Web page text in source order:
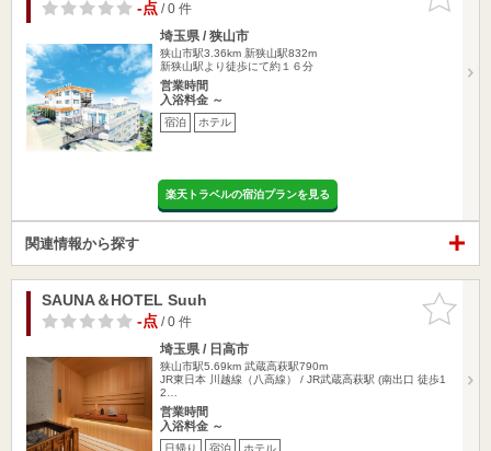
りに追加
-点/ 0 件
埼玉県 / 狭山市
狭山市駅3.36km 新狭山駅832m
新狭山駅より徒歩にて約１６分
営業時間
入浴料金 ～
宿泊 ホテル
楽天トラベルの宿泊プランを見る
関連情報から探す
お気に入
りに追加
SAUNA＆HOTEL Suuh
-点/ 0 件
埼玉県 / 日高市
狭山市駅5.69km 武蔵高萩駅790m
JR東日本 川越線（八高線） / JR武蔵高萩駅 (南出口 徒歩1
2…
営業時間
入浴料金 ～
日帰り 宿泊 ホテル